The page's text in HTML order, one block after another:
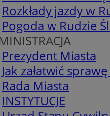
Rozkłady jazdy w
Pogoda w Rudzie
Prezydent Miasta
Jak załatwić
Rada Miasta
INSTYTUCJE